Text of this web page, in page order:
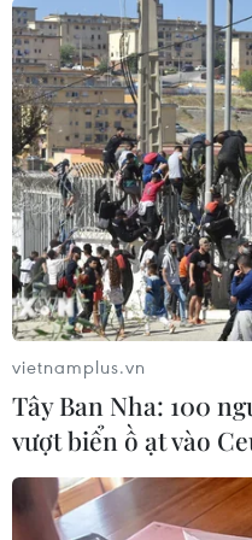
sự lãnh đạo của Ban
khóa mới, Việt Nam
khăn do dịch COVID-
nhiều thành tựu mới
thành các mục tiêu
hội lần này.
vietnamplus.vn
Tây Ban Nha: 100
vượt biển ồ ạt vào